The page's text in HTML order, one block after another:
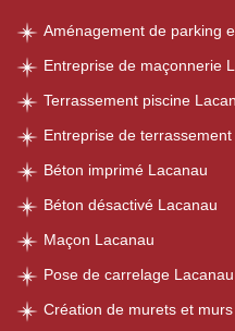
Aménagement de parking
Entreprise de maçonnerie
Terrassement piscine
Entreprise de
Béton imprimé Lacanau
Béton désactivé Lacanau
Maçon Lacanau
Pose de carrelage
Création de murets et